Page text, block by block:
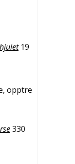
19
opptre
330